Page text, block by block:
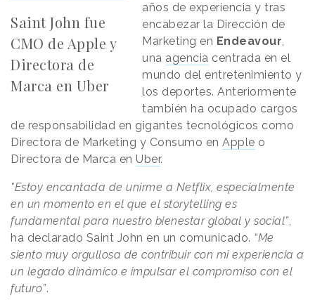
Saint John fue
CMO de Apple y
Directora de
Marca en Uber
años de experiencia y tras
encabezar la Dirección de
Marketing en Endeavour,
una agencia centrada en el
mundo del entretenimiento y
los deportes. Anteriormente
también ha ocupado cargos
de responsabilidad en gigantes tecnológicos como
Directora de Marketing y Consumo en Apple o
Directora de Marca en Uber.
"Estoy encantada de unirme a Netflix, especialmente
en un momento en el que el storytelling es
fundamental para nuestro bienestar global y social”,
ha declarado Saint John en un comunicado. “Me
siento muy orgullosa de contribuir con mi experiencia a
un legado dinámico e impulsar el compromiso con el
futuro”.